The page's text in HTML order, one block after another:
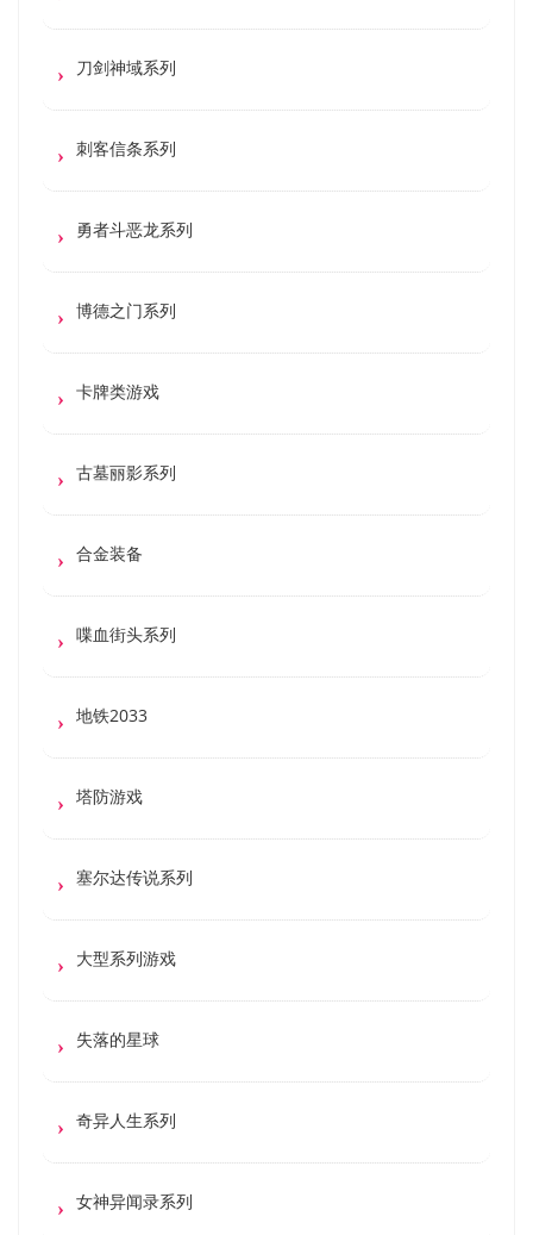
刀剑神域系列
刺客信条系列
勇者斗恶龙系列
博德之门系列
卡牌类游戏
古墓丽影系列
合金装备
喋血街头系列
地铁2033
塔防游戏
塞尔达传说系列
大型系列游戏
失落的星球
奇异人生系列
女神异闻录系列